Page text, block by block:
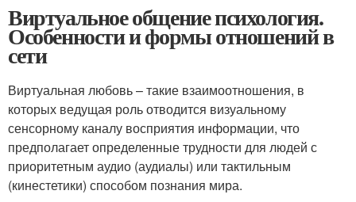
Виртуальное общение психология.
Особенности и формы отношений в
сети
Виртуальная любовь – такие взаимоотношения, в
которых ведущая роль отводится визуальному
сенсорному каналу восприятия информации, что
предполагает определенные трудности для людей с
приоритетным аудио (аудиалы) или тактильным
(кинестетики) способом познания мира.